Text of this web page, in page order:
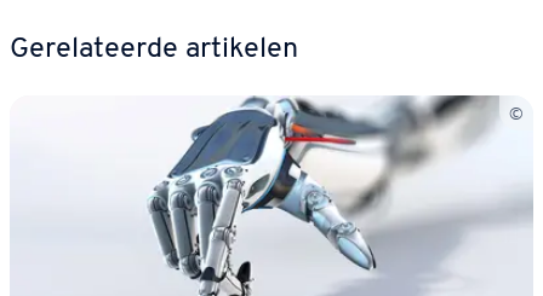
Ge­re­la­teer­de artikelen